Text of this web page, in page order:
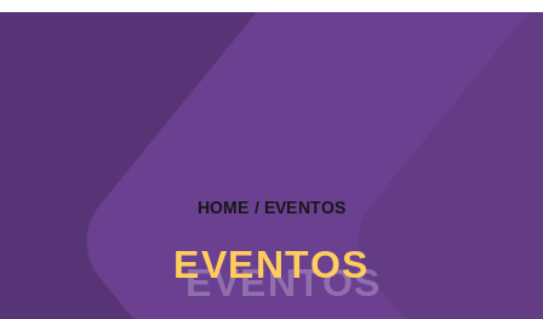
HOME / EVENTOS
EVENTOS